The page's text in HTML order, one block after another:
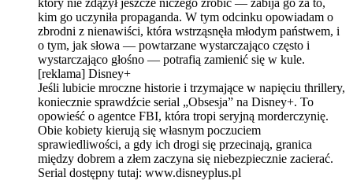
który nie zdążył jeszcze niczego zrobić — zabija go za to,
kim go uczyniła propaganda. W tym odcinku opowiadam o
zbrodni z nienawiści, która wstrząsnęła młodym państwem, i
o tym, jak słowa — powtarzane wystarczająco często i
wystarczająco głośno — potrafią zamienić się w kule.
[reklama] Disney+
Jeśli lubicie mroczne historie i trzymające w napięciu thrillery,
koniecznie sprawdźcie serial „Obsesja” na Disney+. To
opowieść o agentce FBI, która tropi seryjną morderczynię.
Obie kobiety kierują się własnym poczuciem
sprawiedliwości, a gdy ich drogi się przecinają, granica
między dobrem a złem zaczyna się niebezpiecznie zacierać.
Serial dostępny tutaj: www.disneyplus.pl